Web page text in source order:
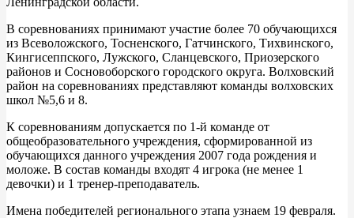
В соревнованиях принимают участие более 70 обучающихся
из Всеволожского, Тосненского, Гатчинского, Тихвинского,
Кингисеппского, Лужского, Сланцевского, Приозерского
районов и Сосновоборского городского округа. Волховский
район на соревнованиях представляют команды волховских
школ №5,6 и 8.
К соревнованиям допускается по 1-й команде от
общеобразовательного учреждения, сформированной из
обучающихся данного учреждения 2007 года рождения и
моложе. В состав команды входят 4 игрока (не менее 1
девочки) и 1 тренер-преподаватель.
Имена победителей регионального этапа узнаем 19 февраля.